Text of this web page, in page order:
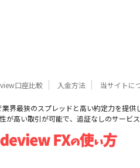
口座比較 入金方法 当サイトに
界最狭のスプレッドと高い約定力を提
が高い取引が可能で、追証なしのサービス